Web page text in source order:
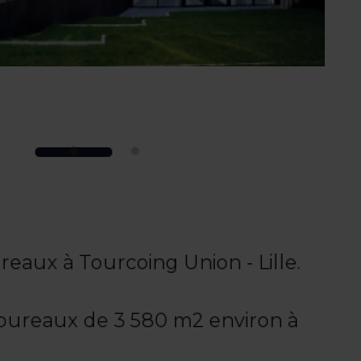
à Tourcoing Union - Lille.
de 3 580 m2 environ à